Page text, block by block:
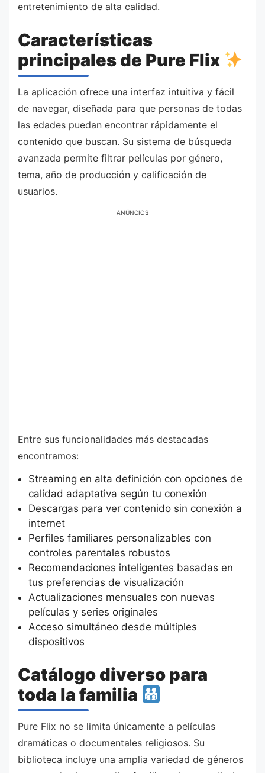
entretenimiento de alta calidad.
Características
principales de Pure Flix
La aplicación ofrece una interfaz intuitiva y fácil
de navegar, diseñada para que personas de todas
las edades puedan encontrar rápidamente el
contenido que buscan. Su sistema de búsqueda
avanzada permite filtrar películas por género,
tema, año de producción y calificación de
usuarios.
ANÚNCIOS
Entre sus funcionalidades más destacadas
encontramos:
Streaming en alta definición con opciones de
calidad adaptativa según tu conexión
Descargas para ver contenido sin conexión a
internet
Perfiles familiares personalizables con
controles parentales robustos
Recomendaciones inteligentes basadas en
tus preferencias de visualización
Actualizaciones mensuales con nuevas
películas y series originales
Acceso simultáneo desde múltiples
dispositivos
Catálogo diverso para
toda la familia
Pure Flix no se limita únicamente a películas
dramáticas o documentales religiosos. Su
biblioteca incluye una amplia variedad de géneros